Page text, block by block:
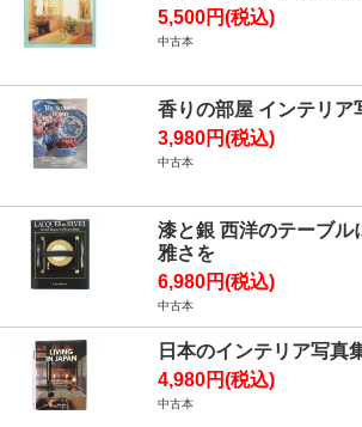
5,500円(税込)
中古本
香りの部屋 インテリア
3,980円(税込)
中古本
漆と銀 西洋のテーブル
雅さを
6,980円(税込)
中古本
日本のインテリア写真
4,980円(税込)
中古本